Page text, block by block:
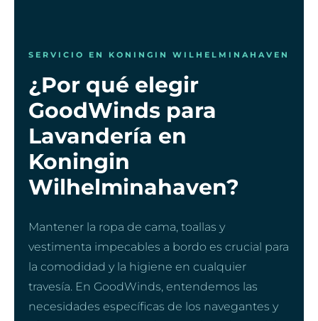
SERVICIO EN KONINGIN WILHELMINAHAVEN
¿Por qué elegir
GoodWinds para
Lavandería en
Koningin
Wilhelminahaven?
Mantener la ropa de cama, toallas y
vestimenta impecables a bordo es crucial para
la comodidad y la higiene en cualquier
travesía. En GoodWinds, entendemos las
necesidades específicas de los navegantes y